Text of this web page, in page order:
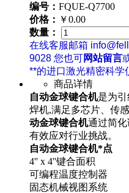
编号： FQUE-Q7700
价格： ￥0.00
数量：
在线客服邮箱
9028 您也可网站留言
**的进口激光精密科学
商品详情
自动金球键合机是为
焊机,满足多芯片、传
动金球键合机通过简化
有效应对行业挑战。
自动金球键合机*点
4'' x 4''键合面积
可编程温度控制器
固态机械视图系统